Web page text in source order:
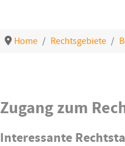
Home Rechtsgebiete
Details
Zugang zum
Interessante